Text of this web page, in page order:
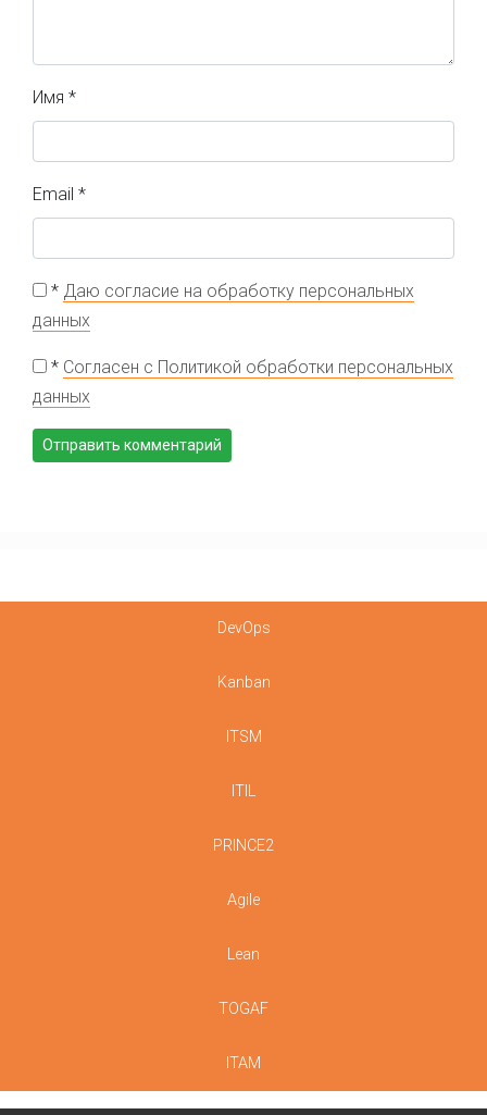
Имя *
Email *
* Даю согласие на обработку персональных
данных
* Согласен с Политикой обработки персональных
данных
DevOps
Kanban
ITSM
ITIL
PRINCE2
Agile
Lean
TOGAF
ITAM